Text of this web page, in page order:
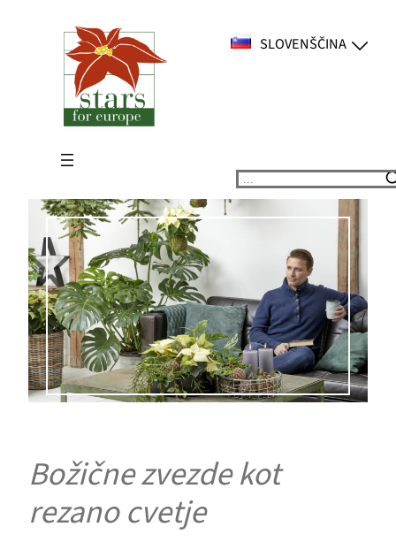
SLOVENŠČINA
Suchen
Božične zvezde kot
rezano cvetje